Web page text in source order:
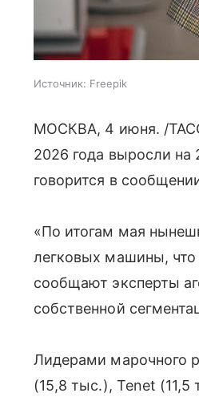
Источник: Freepik
МОСКВА, 4 июня. /
2026 года выросли на
говорится в
«По итогам мая
легковых машины,
сообщают эксперты
собственной
Лидерами марочного
(15,8 тыс.), Tenet